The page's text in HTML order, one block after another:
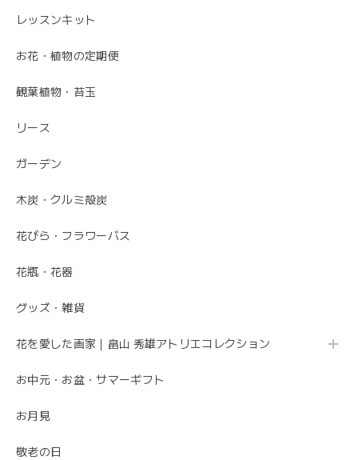
レッスンキット
お花・植物の定期便
観葉植物・苔玉
リース
ガーデン
木炭・クルミ殻炭
花びら・フラワーバス
花瓶・花器
グッズ・雑貨
花を愛した画家｜畠山 秀雄アトリエコレクション
お中元・お盆・サマーギフト
お月見
敬老の日
お願いします。 岩岡
の為にこれからも喜ばれるお花を お届けさせて
2020/05/11
先方さんがお洒落なお花だと喜んでくれました。 ありがと